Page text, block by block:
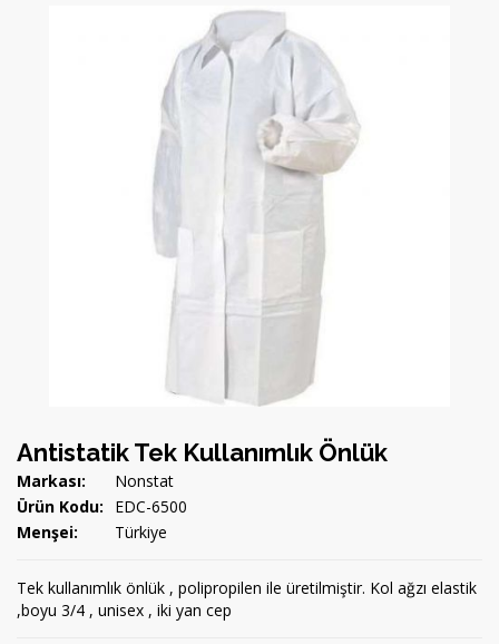
Antistatik Tek Kullanımlık Önlük
Markası:
Nonstat
Ürün Kodu:
EDC-6500
Menşei:
Türkiye
Tek kullanımlık önlük , polipropilen ile üretilmiştir. Kol ağzı elastik
,boyu 3/4 , unisex , iki yan cep